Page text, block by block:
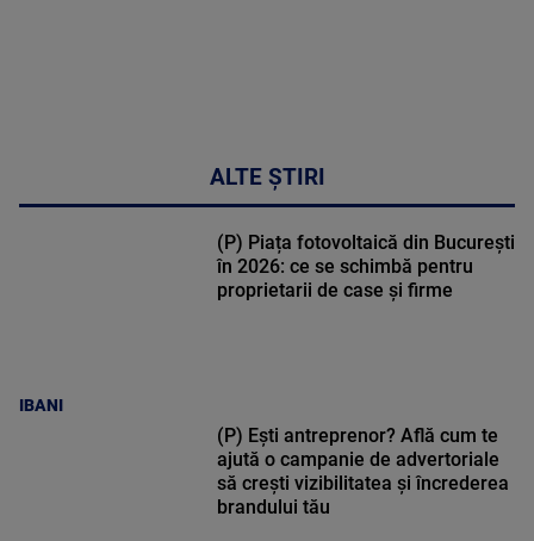
ALTE ȘTIRI
IBANI
(P) Piața fotovoltaică din București
în 2026: ce se schimbă pentru
proprietarii de case și firme
(P) Ești antreprenor? Află cum te
ajută o campanie de advertoriale
să crești vizibilitatea și încrederea
brandului tău